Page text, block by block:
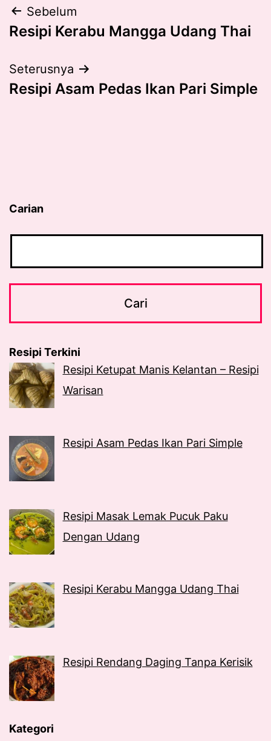
Post
navigation
Sebelum
Resipi Kerabu Mangga Udang Thai
Seterusnya
Resipi Asam Pedas Ikan Pari Simple
Carian
Resipi Terkini
Resipi Ketupat Manis Kelantan – Resipi
Warisan
Resipi Asam Pedas Ikan Pari Simple
Resipi Masak Lemak Pucuk Paku
Dengan Udang
Resipi Kerabu Mangga Udang Thai
Resipi Rendang Daging Tanpa Kerisik
Kategori